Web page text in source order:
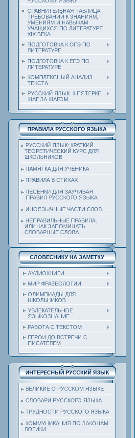
СРАВНИТЕЛЬНАЯ ТАБЛИЦА
ТРЕБОВАНИЙ К ЗНАНИЯМ,
УМЕНИЯМ И НАВЫКАМ
УЧАЩИХСЯ ПО ЛИТЕРАТУРЕ
ХIХ ВЕКА
ПОДГОТОВКА К ОГЭ ПО
ЛИТЕРАТУРЕ
ПОДГОТОВКА К ЕГЭ ПО
ЛИТЕРАТУРЕ
КОМПЛЕКСНЫЙ АНАЛИЗ
ТЕКСТА
РУССКИЙ ЯЗЫК. К ПЯТЕРКЕ
ШАГ ЗА ШАГОМ
ПРАВИЛА РУССКОГО ЯЗЫКА
РУССКИЙ ЯЗЫК: КРАТКИЙ
ТЕОРЕТИЧЕСКИЙ КУРС ДЛЯ
ШКОЛЬНИКОВ
ПАМЯТКА ДЛЯ УЧЕНИКА
ПРАВИЛА В СТИХАХ
ПЕСЕНКИ ДЛЯ ЗАУЧИВАЯ
ПРАВИЛ РУССКОГО ЯЗЫКА
ИНОЯЗЫЧНЫЕ ЧАСТИ СЛОВ
НЕПРАВИЛЬНЫЕ ПРАВИЛА,
ИЛИ КАК ЗАПОМИНАТЬ
СЛОВАРНЫЕ СЛОВА
СЛОВЕСНИКУ НА ЗАМЕТКУ
АУДИОКНИГИ
МИР ФРАЗЕОЛОГИИ
ОЛИМПИАДЫ ДЛЯ
ШКОЛЬНИКОВ
УВЛЕКАТЕЛЬНОЕ
ЯЗЫКОЗНАНИЕ
РАБОТА С ТЕКСТОМ
ГЕРОИ ДО ВСТРЕЧИ С
ПИСАТЕЛЕМ
ИНТЕРЕСНЫЙ РУССКИЙ ЯЗЫК
ВЕЛИКИЕ О РУССКОМ ЯЗЫКЕ
СЛОВАРИ РУССКОГО ЯЗЫКА
ТРУДНОСТИ РУССКОГО ЯЗЫКА
КОММУНИКАЦИЯ ПО ЗАКОНАМ
ЛОГИКИ